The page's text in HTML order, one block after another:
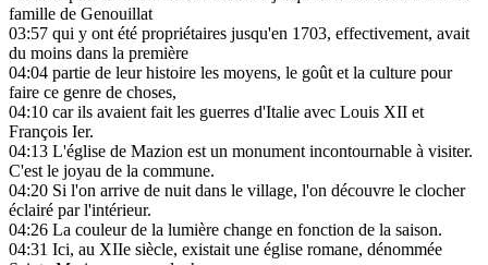
famille de Genouillat
03:57 qui y ont été propriétaires jusqu'en 1703, effectivement, avait
du moins dans la première
04:04 partie de leur histoire les moyens, le goût et la culture pour
faire ce genre de choses,
04:10 car ils avaient fait les guerres d'Italie avec Louis XII et
François Ier.
04:13 L'église de Mazion est un monument incontournable à visiter.
C'est le joyau de la commune.
04:20 Si l'on arrive de nuit dans le village, l'on découvre le clocher
éclairé par l'intérieur.
04:26 La couleur de la lumière change en fonction de la saison.
04:31 Ici, au XIIe siècle, existait une église romane, dénommée